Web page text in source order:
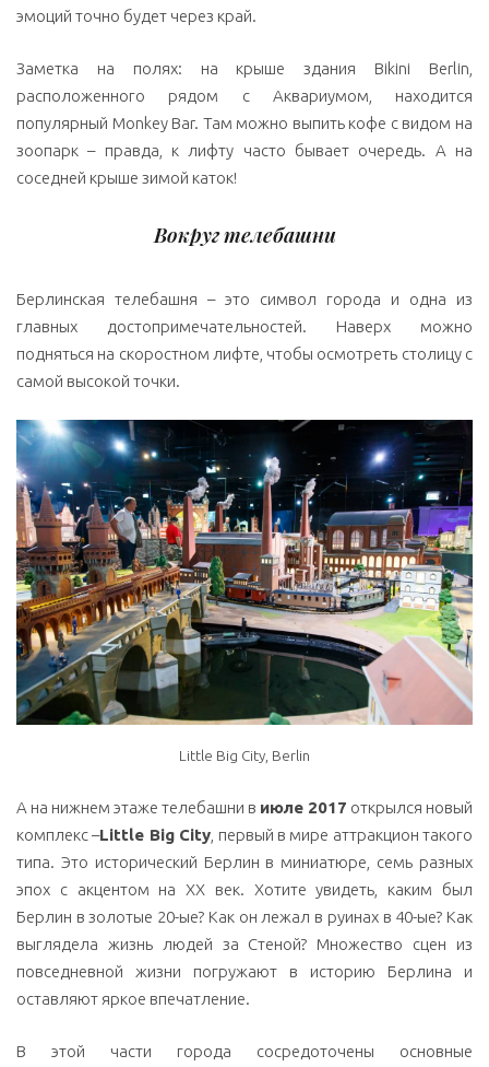
эмоций точно будет через край.
Заметка на полях: на крыше здания Bikini Berlin,
расположенного рядом с Аквариумом, находится
популярный Monkey Bar. Там можно выпить кофе с видом на
зоопарк – правда, к лифту часто бывает очередь. А на
соседней крыше зимой каток!
Вокругтелебашни
Берлинская телебашня – это символ города и одна из
главных достопримечательностей. Наверх можно
подняться на скоростном лифте, чтобы осмотреть столицу с
самой высокой точки.
Little Big City, Berlin
А на нижнем этаже телебашни в июле 2017 открылся новый
комплекс –Little Big City , первый в мире аттракцион такого
типа. Это исторический Берлин в миниатюре, семь разных
эпох с акцентом на ХХ век. Хотите увидеть, каким был
Берлин в золотые 20-ые? Как он лежал в руинах в 40-ые? Как
выглядела жизнь людей за Стеной? Множество сцен из
повседневной жизни погружают в историю Берлина и
оставляют яркое впечатление.
В этой части города сосредоточены основные